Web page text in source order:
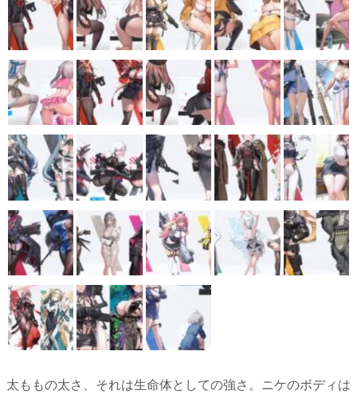
太ももの太さ、それは生命体としての強さ。ニケのボディは